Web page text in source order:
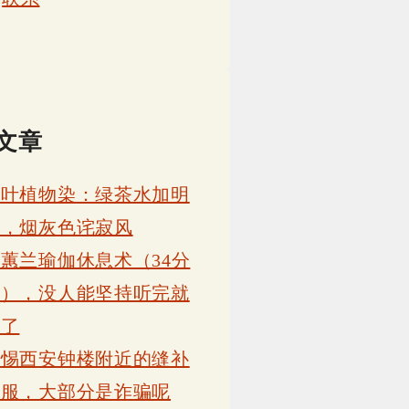
章
植物染：绿茶水加明
烟灰色诧寂风
兰瑜伽休息术（34分
，没人能坚持听完就
西安钟楼附近的缝补
，大部分是诈骗呢